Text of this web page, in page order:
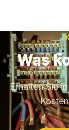
Was
Erhalten Sie